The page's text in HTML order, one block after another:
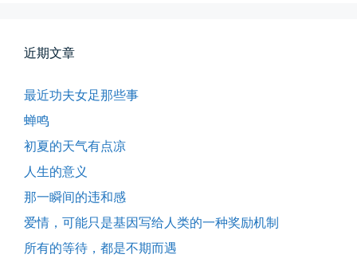
近期文章
最近功夫女足那些事
蝉鸣
初夏的天气有点凉
人生的意义
那一瞬间的违和感
爱情，可能只是基因写给人类的一种奖励机制
所有的等待，都是不期而遇
海边散步随手一拍
晚上出门散步，抬头看月亮很圆，...